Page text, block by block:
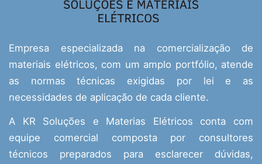
Empresa especializada na comercialização de
materiais elétricos, com um amplo portfólio, atende
as normas técnicas exigidas por lei e as
necessidades de aplicação de cada cliente.
A KR Soluções e Materias Elétricos conta com
equipe comercial composta por consultores
técnicos preparados para esclarecer dúvidas,